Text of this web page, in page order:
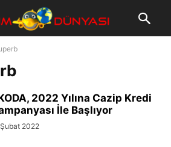
2022 Yılına Cazip Kredi
İle Başlıyor
2022